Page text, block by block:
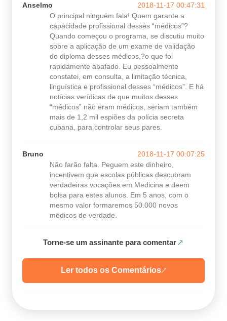
Anselmo
2018-11-17 00:47:31
O principal ninguém fala! Quem garante a
capacidade profissional desses “médicos”?
Quando começou o programa, se discutiu muito
sobre a aplicação de um exame de validação
do diploma desses médicos,?o que foi
rapidamente abafado. Eu pessoalmente
constatei, em consulta, a limitação técnica,
linguística e profissional desses “médicos”. E há
notícias verídicas de que muitos desses
“médicos” não eram médicos, seriam também
mais de 1,2 mil espiões da polícia secreta
cubana, para controlar seus pares.
Bruno
2018-11-17 00:07:25
Não farão falta. Peguem este dinheiro,
incentivem que escolas públicas descubram
verdadeiras vocações em Medicina e deem
bolsa para estes alunos. Em 5 anos, com o
mesmo valor formaremos 50.000 novos
médicos de verdade.
Torne-se um assinante para comentar
Ler todos os Comentários